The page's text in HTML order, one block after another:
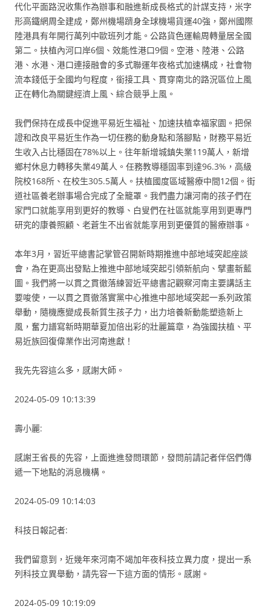
代化平面路況收集作為辦事和融進新成長格式的計謀支持，米字
形高鐵網周全建成，鄭州機場躋身全球機場貨運40強，鄭州國際
陸港具有年開行萬列中歐班列才能。公路貨色運輸周轉量居全國
第二。扶植內河口岸6個、效能性港口9個。空港、陸港、公路
港、水港、港口連接融會的多式聯運年夜格式加速構成，社會物
流本錢低于全國均勻程度，銜接工具、貫穿南北的路況區位上風
正在轉化為關鍵經濟上風、綜合競爭上風。
我們保持在成長中促進平易近生福祉、加速扶植幸福家園。把保
證和改良平易近生作為一切任務的動身點和落腳點，財務平易近
生收入占比穩固在78%以上。往年新增城鎮失業119萬人，新增
鄉村休息力轉移失業49萬人。任務教導穩固率到達96.3%，高級
院校168所、在校生305.5萬人。扶植國度區域醫療中間12個。街
道社區養老辦事場合完成了全籠罩。我們盡力讓河南的孩子們在
家門口就能享用到更好的教導、白叟們在社區就能享用到更專門
研究的康養照顧、老蒼生不出省就能享用到更優質的醫療辦事。
本年3月，習近平總書記掌管召開新時期推進中部地域突起座談
會，為在更高出發點上推進中部地域突起引領新航向、擘畫新藍
圖。我們將一以貫之貫徹落練習近平總書記觀察河南主要講話主
要唆使，一以貫之貫徹落實黨中心推進中部地域突起一系列政策
舉動，隨機應變成長新質生孩子力，出力培養新動能塑造新上
風，奮力譜寫新時期華夏加倍出彩的壯麗篇章，為強國扶植、平
易近族回復偉業作出河南進獻！
我先先容這么多，感謝大師。
2024-05-09 10:13:39
壽小麗:
感謝王省長的先容，上面進進發問環節，發問前請記者伴侶們傳
遞一下地點的消息機構。
2024-05-09 10:14:03
科技日報記者:
我們留意到，近幾年來河南不竭加年夜科技立異力度，提出一系
列科技立異舉動，請先容一下這方面的情形。感謝。
2024-05-09 10:19:09